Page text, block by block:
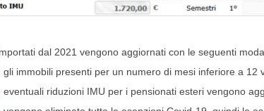
dal 2021 vengono aggiornati con le seguenti
gli immobili presenti per un numero di mesi inferiore a 12
eventuali riduzioni IMU per i pensionati esteri vengono